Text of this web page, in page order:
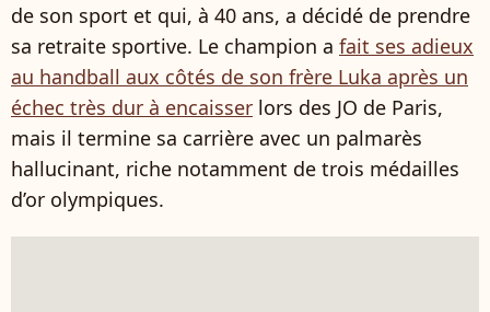
de son sport et qui, à 40 ans, a décidé de prendre
sa retraite sportive. Le champion a fait ses adieux
au handball aux côtés de son frère Luka après un
échec très dur à encaisser lors des JO de Paris,
mais il termine sa carrière avec un palmarès
hallucinant, riche notamment de trois médailles
d’or olympiques.